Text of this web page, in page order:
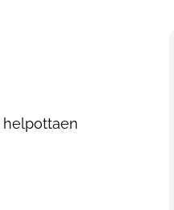
helpottaen